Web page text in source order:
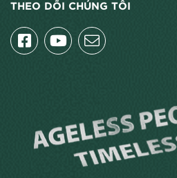
THEO DÕI CHÚNG TÔI